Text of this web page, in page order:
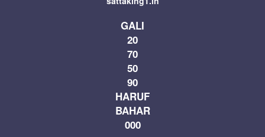
GALI
20
70
50
90
HARUF
BAHAR
000